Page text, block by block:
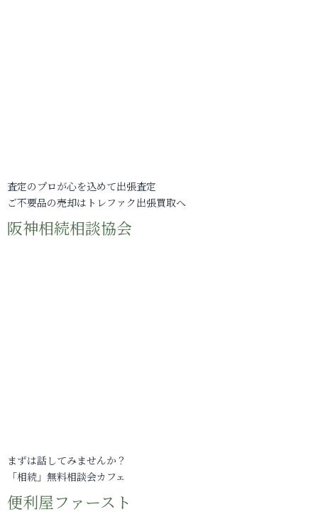
査定のプロが心を込めて出張査定
ご不要品の売却はトレファク出張買取へ
阪神相続相談協会
まずは話してみませんか？
「相続」無料相談会カフェ
便利屋ファースト